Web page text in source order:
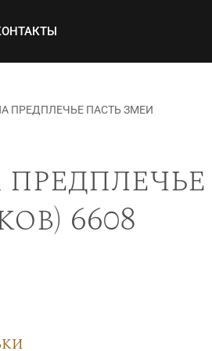
ПРЕДПЛЕЧЬЕ ПАСТЬ ЗМЕИ
6608